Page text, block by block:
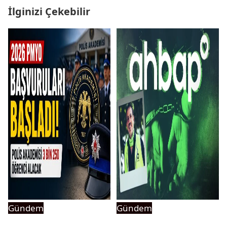
İlginizi Çekebilir
Gündem
Gündem